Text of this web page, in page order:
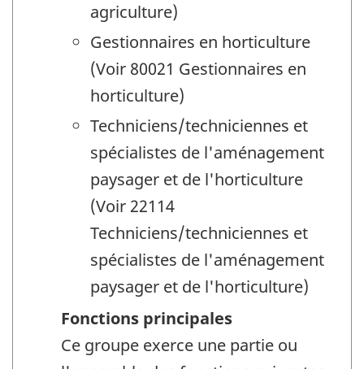
agriculture)
Gestionnaires en horticulture
(Voir 80021 Gestionnaires en
horticulture)
Techniciens/techniciennes et
spécialistes de l'aménagement
paysager et de l'horticulture
(Voir 22114
Techniciens/techniciennes et
spécialistes de l'aménagement
paysager et de l'horticulture)
Fonctions principales
Ce groupe exerce une partie ou